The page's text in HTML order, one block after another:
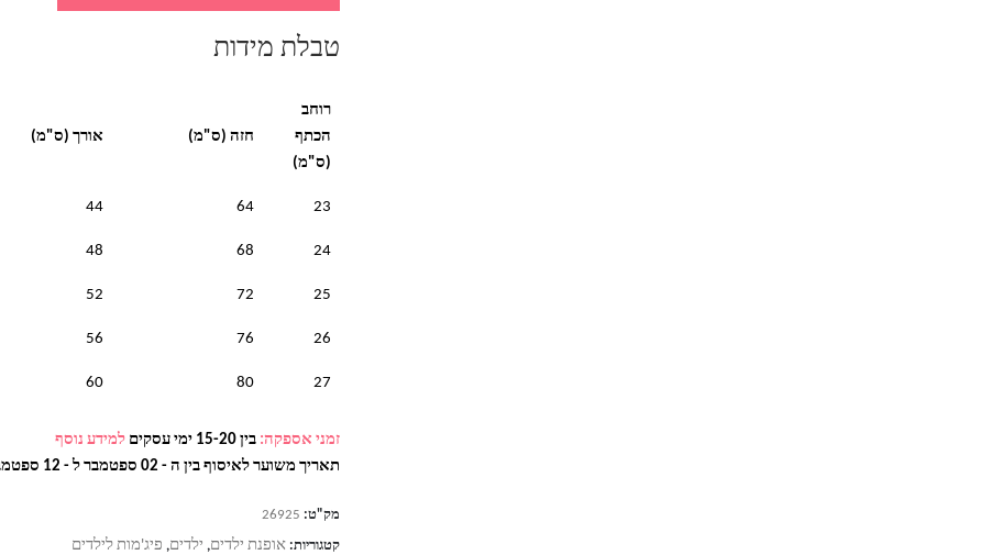
טבלת מידות
רוחב
הכתף
(ס"מ)
חזה (ס"מ) אורך (ס"מ)
23
64
44
24
68
48
25
72
52
26
76
56
27
80
60
זמני אספקה: בין 15-20 ימי עסקים
למידע נוסף
תאריך משוער לאיסוף בין ה - 02 ספטמבר ל - 12 ספטמבר
מק"ט: 26925
קטגוריות: אופנת ילדים, ילדים, פיג'מות לילדים